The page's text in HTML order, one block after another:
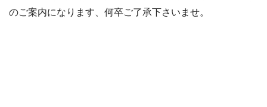
のご案内になります、何卒ご了承下さいませ。